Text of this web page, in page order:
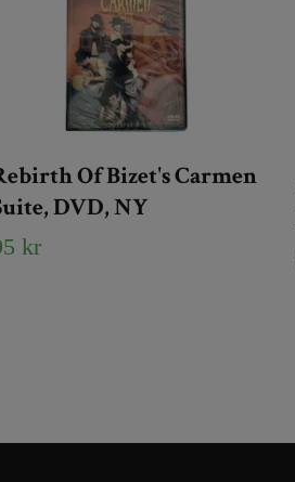
Of Bizet's Carmen
DVD, NY
kr